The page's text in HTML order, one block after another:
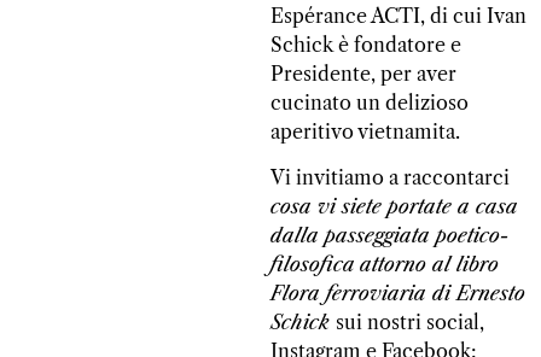
Espérance ACTI, di cui Ivan
Schick è fondatore e
Presidente, per aver
cucinato un delizioso
aperitivo vietnamita.
Vi invitiamo a raccontarci
cosa vi siete portate a casa
dalla passeggiata poetico-
filosofica attorno al libro
Flora ferroviaria di Ernesto
Schick sui nostri social,
Instagram e Facebook: